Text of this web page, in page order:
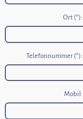
Ort (*):
Telefonnummer (*):
Mobil: